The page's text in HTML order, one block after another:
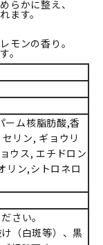
らかに整え、
ます。
モンの香り。
。
ーム核脂肪酸,香
リン, ギョウリ
ウス, エチドロン
リン,シトロネロ
さい。
（白斑等）、黒